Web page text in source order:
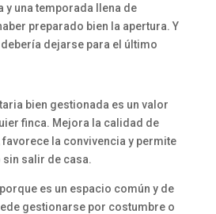
y una temporada llena de
preparado bien la apertura. Y
dejarse para el último
bien gestionada es un valor
finca. Mejora la calidad de
la convivencia y permite
salir de casa.
es un espacio común y de
gestionarse por costumbre o